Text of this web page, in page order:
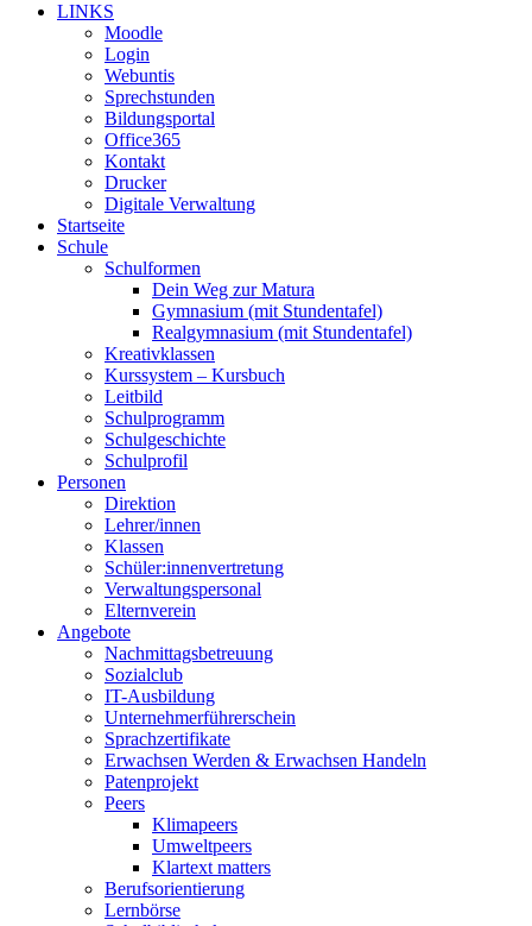
LINKS
Moodle
Login
Webuntis
Sprechstunden
Bildungsportal
Office365
Kontakt
Drucker
Digitale Verwaltung
Startseite
Schule
Schulformen
Dein Weg zur Matura
Gymnasium (mit Stundentafel)
Realgymnasium (mit Stundentafel)
Kreativklassen
Kurssystem – Kursbuch
Leitbild
Schulprogramm
Schulgeschichte
Schulprofil
Personen
Direktion
Lehrer/innen
Klassen
Schüler:innenvertretung
Verwaltungspersonal
Elternverein
Angebote
Nachmittagsbetreuung
Sozialclub
IT-Ausbildung
Unternehmerführerschein
Sprachzertifikate
Erwachsen Werden & Erwachsen Handeln
Patenprojekt
Peers
Klimapeers
Umweltpeers
Klartext matters
Berufsorientierung
Lernbörse